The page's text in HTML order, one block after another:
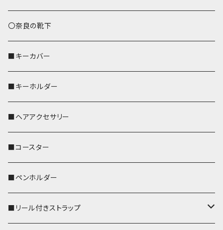
トートバッグ（L）
バッグインバッグ
ハシビロコウ
オカメインコ
歌うオカメちゃん
おかめ３兄弟
セキセイインコ
文鳥
鹿
ペンギン
〇奈良の靴下
■キーカバー
■キーホルダー
■ヘアアクセサリー
■コースター
■ペンホルダー
■リール付きストラップ